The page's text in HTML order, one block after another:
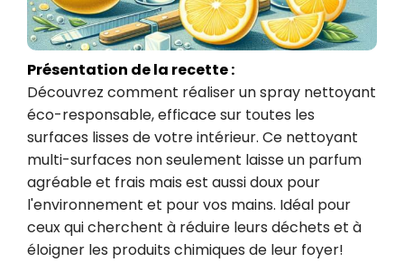
Présentation de la recette :
Découvrez comment réaliser un spray nettoyant
éco-responsable, efficace sur toutes les
surfaces lisses de votre intérieur. Ce nettoyant
multi-surfaces non seulement laisse un parfum
agréable et frais mais est aussi doux pour
l'environnement et pour vos mains. Idéal pour
ceux qui cherchent à réduire leurs déchets et à
éloigner les produits chimiques de leur foyer!